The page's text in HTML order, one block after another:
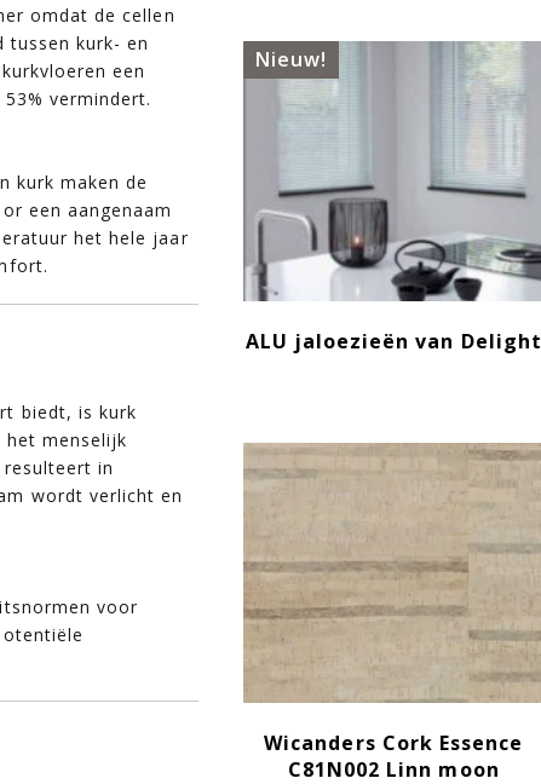
omdat de cellen
kurk- en
een
vermindert.
kurk maken de
een aangenaam
het hele jaar
biedt, is kurk
menselijk
in
wordt verlicht en
voor
Nieuw!
ALU jaloezieën van Delight
Wicanders Cork Essence
C81N002 Linn moon